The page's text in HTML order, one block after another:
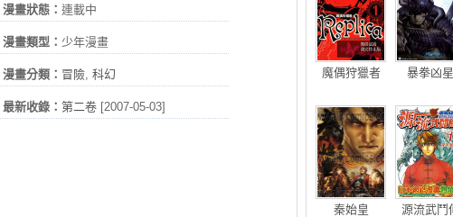
漫畫狀態： 連載中
漫畫類型： 少年漫畫
漫畫分類： 冒險, 科幻
最新收錄： 第二卷 [2007-05-03]
魔偶狩獵者 暴拳凶星
秦始皇 源流武鬥